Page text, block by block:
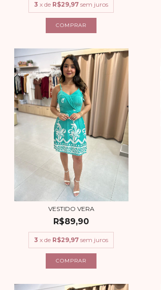
3 x de R$29,97 sem juros
COMPRAR
VESTIDO VERA
R$89,90
3 x de R$29,97 sem juros
COMPRAR